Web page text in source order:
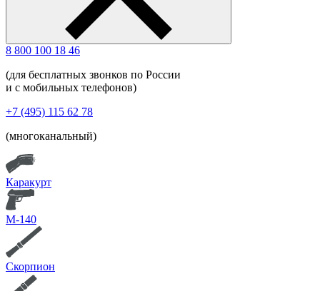
8 800 100 18 46
(для бесплатных звонков по России
и с мобильных телефонов)
+7 (495) 115 62 78
(многоканальный)
Каракурт
М-140
Скорпион